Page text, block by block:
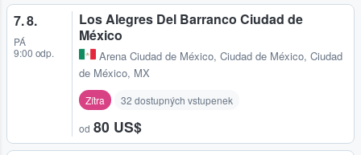
7. 8.
PÁ
9:00 odp.
Los Alegres Del Barranco Ciudad de
México
Arena Ciudad de México, Ciudad de México, Ciudad
de México, MX
Zítra 32 dostupných vstupenek
od 80 US$